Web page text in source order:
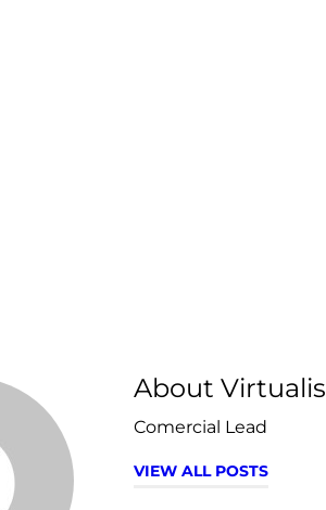
About
Comercial Lead
VIEW ALL POSTS